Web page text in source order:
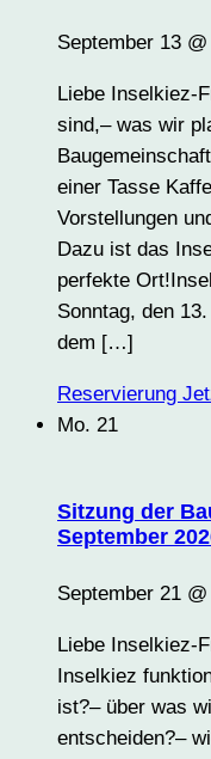
September 13
Liebe Inselkiez-
sind,– was wir
einer Tasse
Vorstellungen
Dazu ist das
perfekte
Sonntag, den
dem […]
Reservierung
Mo. 21
Sitzung der
September
September 21
Liebe Inselkiez-
Inselkiez
ist?– über was
entscheiden?–